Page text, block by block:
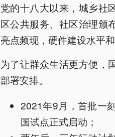
党的十八大以来，城乡社
区公共服务、社区治理颁
亮点频现，硬件建设水平
为了让群众生活更方便，
部署安排。
2021年9月，首批一
国试点正式启动；